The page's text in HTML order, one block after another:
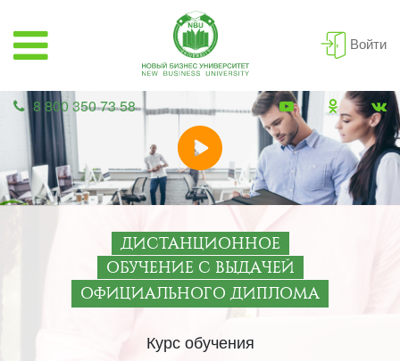
Войти
8 800 350 73 58
ДИСТАНЦИОННОЕ
ОБУЧЕНИЕ С ВЫДАЧЕЙ
ОФИЦИАЛЬНОГО ДИПЛОМА
Курс обучения